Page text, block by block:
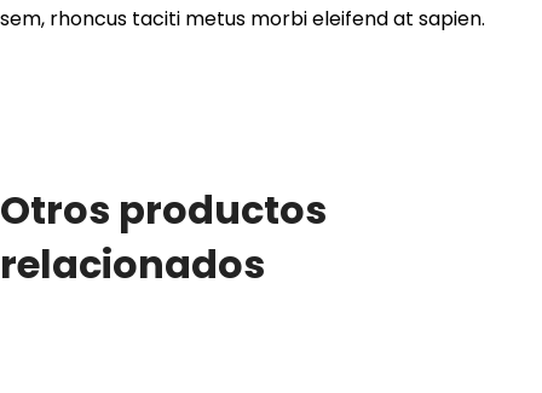
sem, rhoncus taciti metus morbi eleifend at sapien.
Otros productos
relacionados